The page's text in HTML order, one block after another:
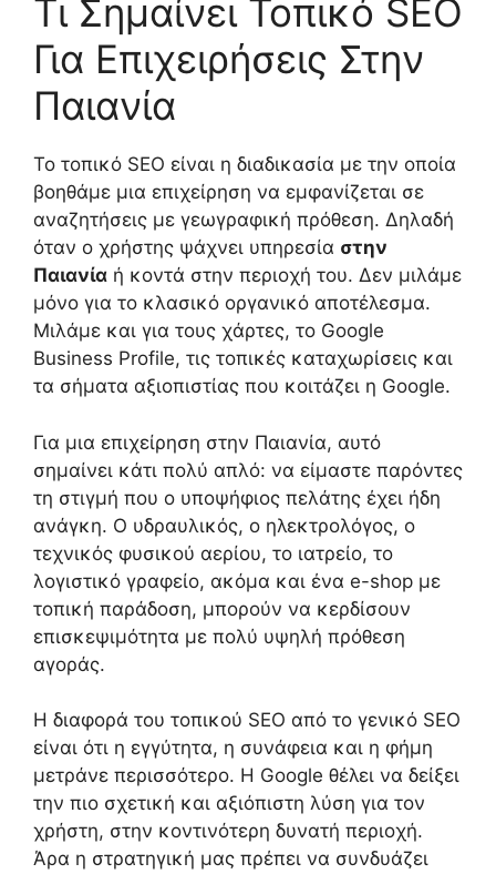
Τι Σημαίνει Τοπικό SEO
Για Επιχειρήσεις Στην
Παιανία
Το τοπικό SEO είναι η διαδικασία με την οποία
βοηθάμε μια επιχείρηση να εμφανίζεται σε
αναζητήσεις με γεωγραφική πρόθεση. Δηλαδή
όταν ο χρήστης ψάχνει υπηρεσία στην
Παιανία ή κοντά στην περιοχή του. Δεν μιλάμε
μόνο για το κλασικό οργανικό αποτέλεσμα.
Μιλάμε και για τους χάρτες, το Google
Business Profile, τις τοπικές καταχωρίσεις και
τα σήματα αξιοπιστίας που κοιτάζει η Google.
Για μια επιχείρηση στην Παιανία, αυτό
σημαίνει κάτι πολύ απλό: να είμαστε παρόντες
τη στιγμή που ο υποψήφιος πελάτης έχει ήδη
ανάγκη. Ο υδραυλικός, ο ηλεκτρολόγος, ο
τεχνικός φυσικού αερίου, το ιατρείο, το
λογιστικό γραφείο, ακόμα και ένα e-shop με
τοπική παράδοση, μπορούν να κερδίσουν
επισκεψιμότητα με πολύ υψηλή πρόθεση
αγοράς.
Η διαφορά του τοπικού SEO από το γενικό SEO
είναι ότι η εγγύτητα, η συνάφεια και η φήμη
μετράνε περισσότερο. Η Google θέλει να δείξει
την πιο σχετική και αξιόπιστη λύση για τον
χρήστη, στην κοντινότερη δυνατή περιοχή.
Άρα η στρατηγική μας πρέπει να συνδυάζει